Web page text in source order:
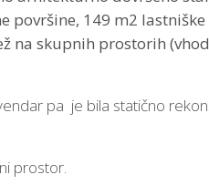
površine, 149 m2 lastniške
na skupnih prostorih
pa je bila statično
prostor.